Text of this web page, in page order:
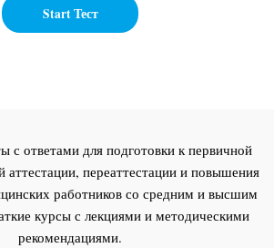
с ответами для подготовки к первичной
аттестации, переаттестации и повышения
работников со средним и высшим
курсы с лекциями и методическими
рекомендациями.